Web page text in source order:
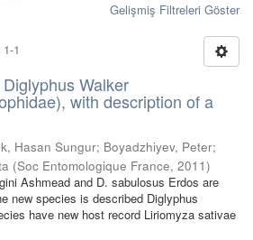
Gelişmiş Filtreleri Göster
1
Walker
with description of a
Hasan Sungur; Boyadzhiyev, Peter;
(Soc Entomologique France, 2011)
Ashmead and D. sabulosus Erdos are
new species is described Diglyphus
have new host record Liriomyza sativae